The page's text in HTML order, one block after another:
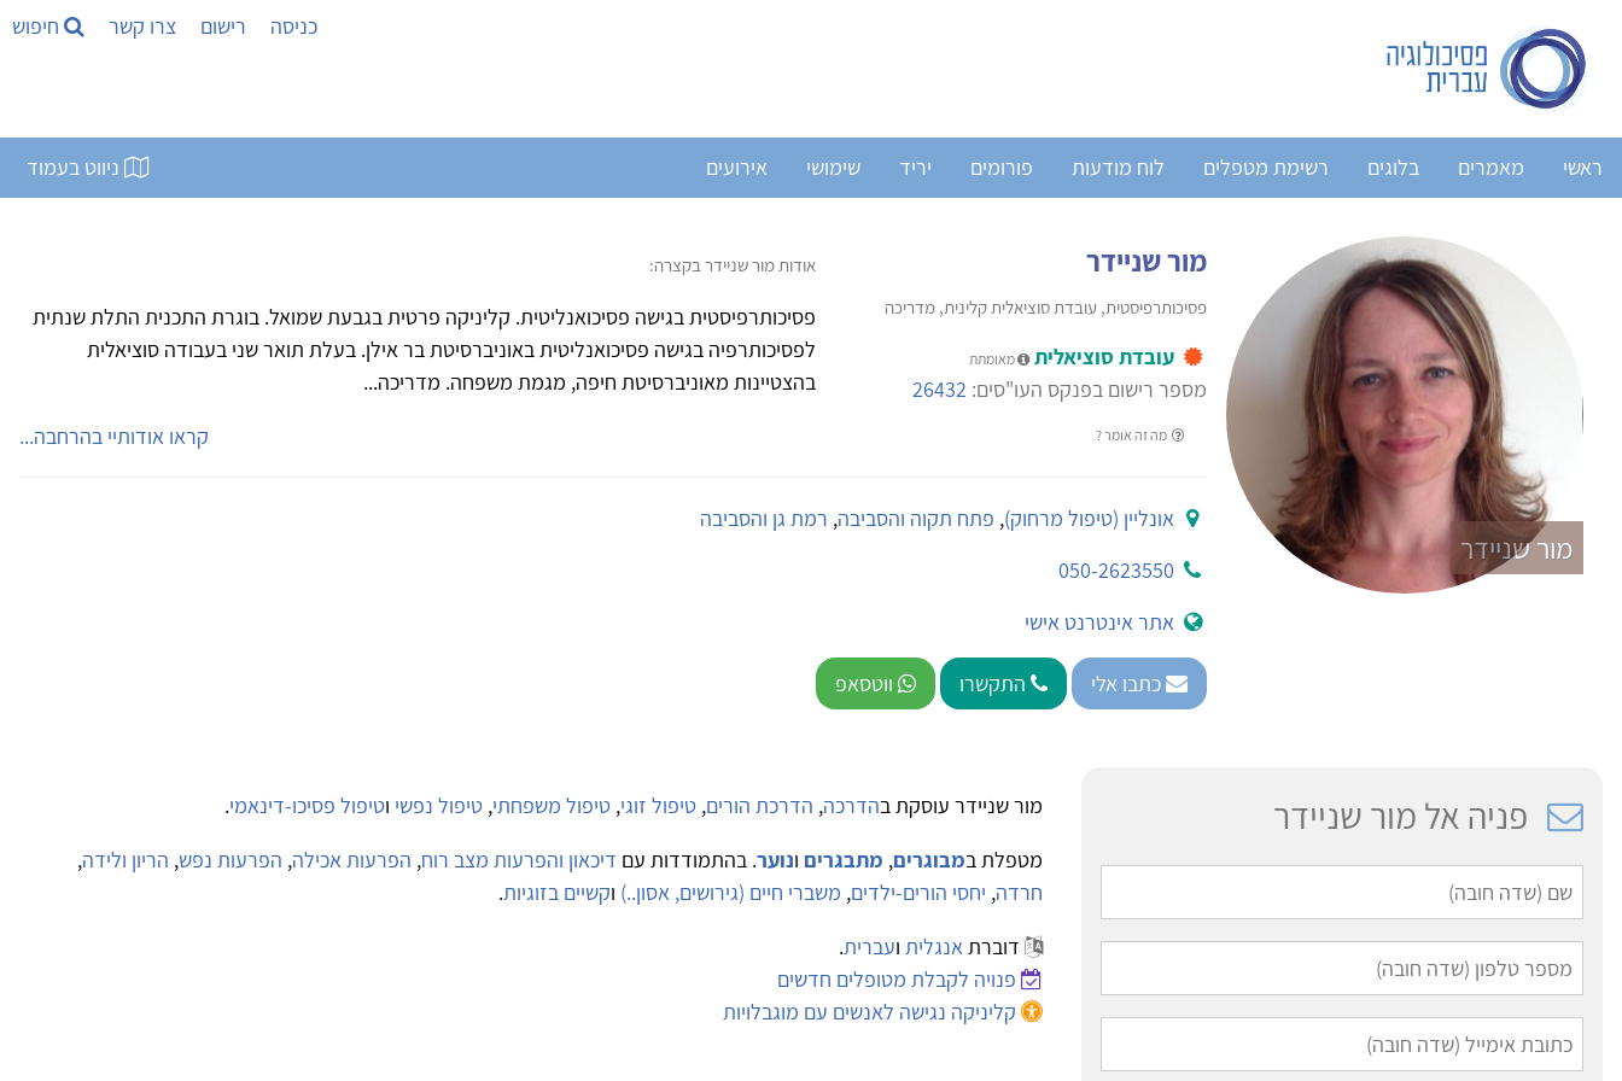
כניסה רישום צרו קשר חיפוש
ראשי מאמרים בלוגים רשימת מטפלים לוח מודעות פורומים יריד שימושי אירועים ניווט בעמוד
מור שניידר
מור שניידר
פסיכותרפיסטית, עובדת סוציאלית קלינית, מדריכה
עובדת סוציאלית מאומתת
מספר רישום בפנקס העו"סים: 26432
מה זה אומר ?
אודות מור שניידר בקצרה:
פסיכותרפיסטית בגישה פסיכואנליטית. קליניקה פרטית בגבעת שמואל. בוגרת התכנית התלת שנתית
לפסיכותרפיה בגישה פסיכואנליטית באוניברסיטת בר אילן. בעלת תואר שני בעבודה סוציאלית
בהצטיינות מאוניברסיטת חיפה, מגמת משפחה. מדריכה...
קראו אודותיי בהרחבה...
אונליין (טיפול מרחוק), פתח תקוה והסביבה, רמת גן והסביבה
050-2623550
אתר אינטרנט אישי
כתבו אלי התקשרו ווטסאפ
פניה אל מור שניידר מור שניידר עוסקת בהדרכה, הדרכת הורים, טיפול זוגי, טיפול משפחתי, טיפול נפשי וטיפול פסיכו-דינאמי.
מטפלת במבוגרים, מתבגרים ונוער. בהתמודדות עם דיכאון והפרעות מצב רוח, הפרעות אכילה, הפרעות נפש, הריון ולידה,
חרדה, יחסי הורים-ילדים, משברי חיים (גירושים, אסון..) וקשיים בזוגיות.
דוברתאנגלית ועברית.
פנויה לקבלת מטופלים חדשים
קליניקה נגישה לאנשים עם מוגבלויות